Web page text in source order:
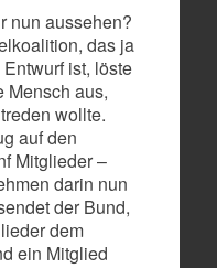
nun aussehen?
das ja
ist, löste
Mensch aus,
wollte.
auf den
Mitglieder –
darin nun
der Bund,
dem
ein Mitglied